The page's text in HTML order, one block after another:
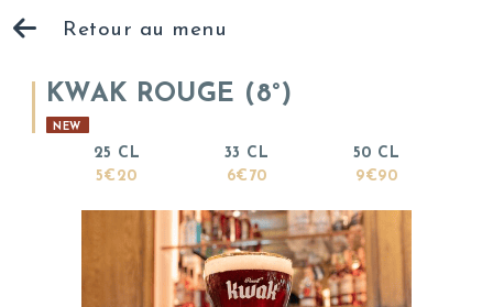
Retour au menu
KWAK ROUGE (8°)
NEW
25 CL
5€20
33 CL
6€70
50 CL
9€90